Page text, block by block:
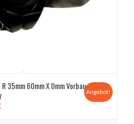
35mm 60mm X 0mm Vorbau
Aktueller
Angebot!